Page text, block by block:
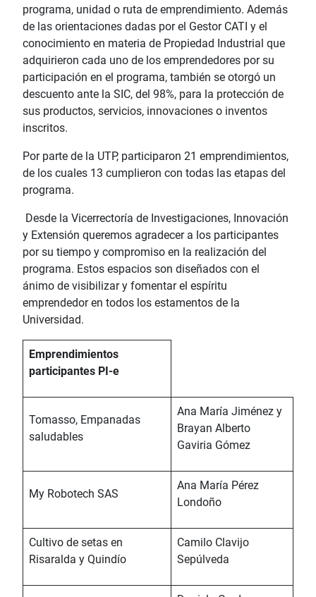
programa, unidad o ruta de emprendimiento. Además
de las orientaciones dadas por el Gestor CATI y el
conocimiento en materia de Propiedad Industrial que
adquirieron cada uno de los emprendedores por su
participación en el programa, también se otorgó un
descuento ante la SIC, del 98%, para la protección de
sus productos, servicios, innovaciones o inventos
inscritos.
Por parte de la UTP, participaron 21 emprendimientos,
de los cuales 13 cumplieron con todas las etapas del
programa.
Desde la Vicerrectoría de Investigaciones, Innovación
y Extensión queremos agradecer a los participantes
por su tiempo y compromiso en la realización del
programa. Estos espacios son diseñados con el
ánimo de visibilizar y fomentar el espíritu
emprendedor en todos los estamentos de la
Universidad.
Emprendimientos
participantes PI-e
Tomasso, Empanadas
saludables
Ana María Jiménez y
Brayan Alberto
Gaviria Gómez
My Robotech SAS
Ana María Pérez
Londoño
Cultivo de setas en
Risaralda y Quindío
Camilo Clavijo
Sepúlveda